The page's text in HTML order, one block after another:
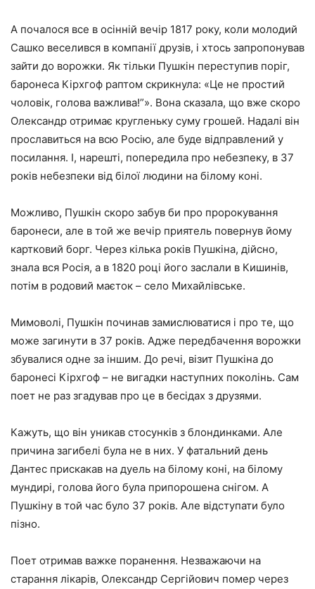
А почалося все в осінній вечір 1817 року, коли молодий
Сашко веселився в компанії друзів, і хтось запропонував
зайти до ворожки. Як тільки Пушкін переступив поріг,
баронеса Кірхгоф раптом скрикнула: «Це не простий
чоловік, голова важлива!”». Вона сказала, що вже скоро
Олександр отримає кругленьку суму грошей. Надалі він
прославиться на всю Росію, але буде відправлений у
посилання. І, нарешті, попередила про небезпеку, в 37
років небезпеки від білої людини на білому коні.
Можливо, Пушкін скоро забув би про пророкування
баронеси, але в той же вечір приятель повернув йому
картковий борг. Через кілька років Пушкіна, дійсно,
знала вся Росія, а в 1820 році його заслали в Кишинів,
потім в родовий маєток – село Михайлівське.
Мимоволі, Пушкін починав замислюватися і про те, що
може загинути в 37 років. Адже передбачення ворожки
збувалися одне за іншим. До речі, візит Пушкіна до
баронесі Кірхгоф – не вигадки наступних поколінь. Сам
поет не раз згадував про це в бесідах з друзями.
Кажуть, що він уникав стосунків з блондинками. Але
причина загибелі була не в них. У фатальний день
Дантес прискакав на дуель на білому коні, на білому
мундирі, голова його була припорошена снігом. А
Пушкіну в той час було 37 років. Але відступати було
пізно.
Поет отримав важке поранення. Незважаючи на
старання лікарів, Олександр Сергійович помер через